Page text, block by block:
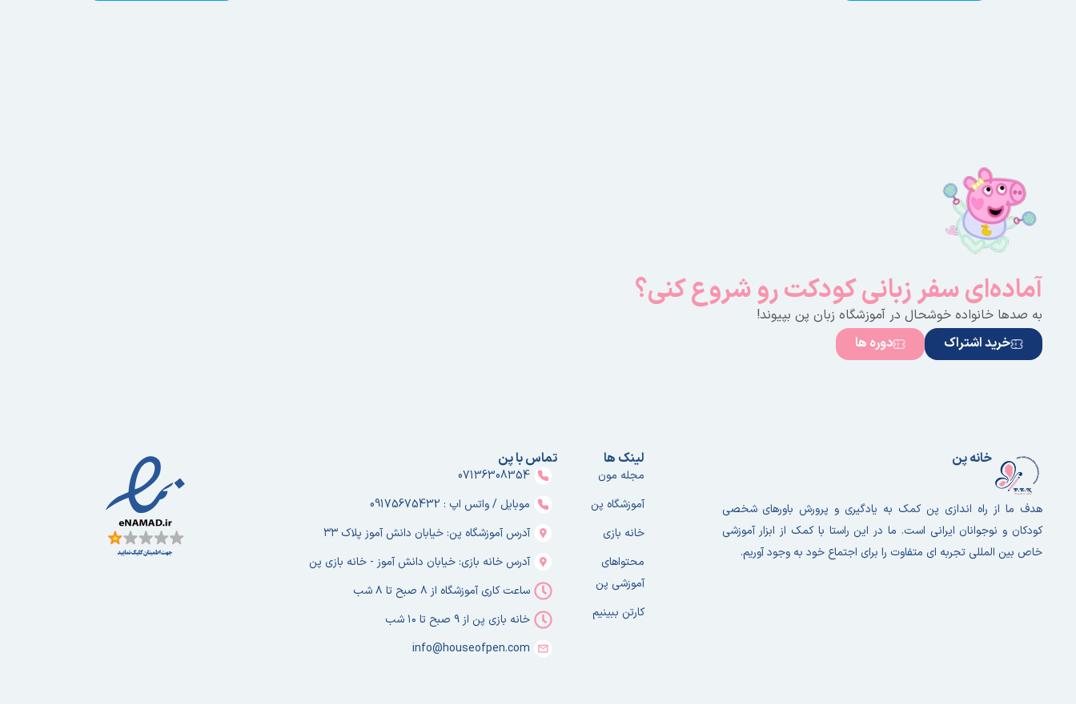
آماده‌ای سفر زبانی کودکت رو شروع کنی؟
به صدها خانواده خوشحال در آموزشگاه زبان پن بپیوند!
خرید اشتراک
دوره ها
خانه پن
هدف ما از راه اندازی پن کمک به یادگیری و پرورش باورهای شخصی
کودکان و نوجوانان ایرانی است. ما در این راستا با کمک از ابزار آموزشی
خاص بین المللی تجربه ای متفاوت را برای اجتماع خود به وجود آوریم.
لینک ها
مجله مون
آموزشگاه پن
خانه بازی
محتواهای
آموزشی پن
کارتن ببینیم
تماس با پن
07136308354
موبایل / واتس اپ : 09175675432
آدرس آموزشگاه پن: خیابان دانش آموز پلاک ۳۳
آدرس خانه بازی: خیابان دانش آموز - خانه بازی پن
ساعت کاری آموزشگاه از ۸ صبح تا ۸ شب
خانه بازی پن از ۹ صبح تا ۱۰ شب
info@houseofpen.com